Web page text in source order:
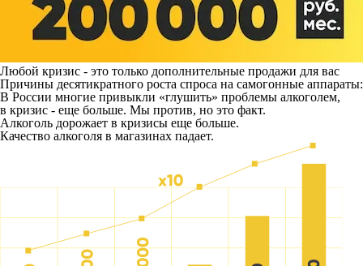
Любой кризис - это только дополнительные продажи для вас
Причины десятикратного роста спроса на самогонные аппараты:
В России многие привыкли «глушить» проблемы алкоголем,
в кризис - еще больше. Мы против, но это факт.
Алкоголь дорожает в кризисы еще больше.
Качество алкоголя в магазинах падает.